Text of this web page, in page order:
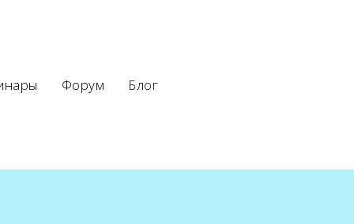
Форум Блог